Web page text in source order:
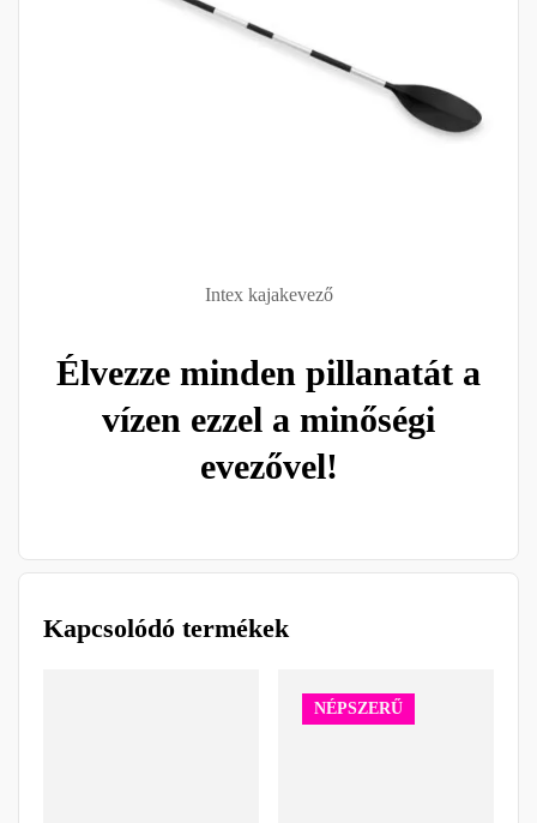
Intex kajakevező
Élvezze minden pillanatát a
vízen ezzel a minőségi
evezővel!
Kapcsolódó termékek
NÉPSZERŰ